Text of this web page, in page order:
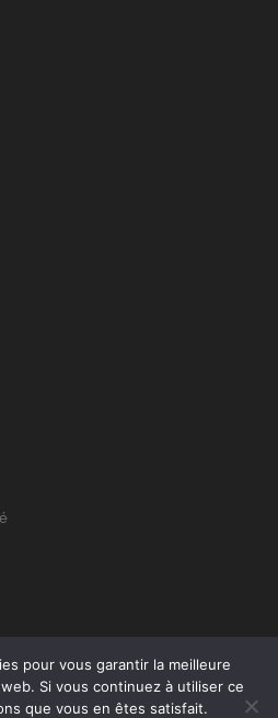
pour vous garantir la meilleure
Si vous continuez à utiliser ce
que vous en êtes satisfait.